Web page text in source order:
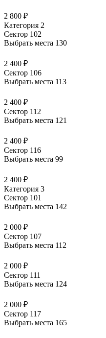
2 800 ₽
Категория 2
Сектор 102
Выбрать места 130
2 400 ₽
Сектор 106
Выбрать места 113
2 400 ₽
Сектор 112
Выбрать места 121
2 400 ₽
Сектор 116
Выбрать места 99
2 400 ₽
Категория 3
Сектор 101
Выбрать места 142
2 000 ₽
Сектор 107
Выбрать места 112
2 000 ₽
Сектор 111
Выбрать места 124
2 000 ₽
Сектор 117
Выбрать места 165